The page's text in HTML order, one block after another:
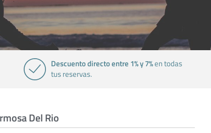
Descuento directo entre 1% y 7%en todas
tus reservas.
Del Rio